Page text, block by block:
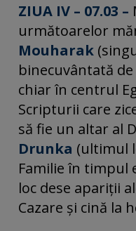
ZIUA IV – 07.03 –
următoarelor
Mouharak
binecuvântată
chiar în centrul
Scripturii care
să fie un altar al
Drunka (ultimul
Familie în timpul
loc dese apariţii
Cazare și cină la